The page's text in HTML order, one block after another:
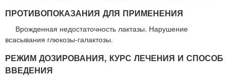
ПРОТИВОПОКАЗАНИЯ ДЛЯ ПРИМЕНЕНИЯ
Врожденная недостаточность лактазы. Нарушение
всасывания глюкозы-галактозы.
РЕЖИМ ДОЗИРОВАНИЯ, КУРС ЛЕЧЕНИЯ И СПОСОБ
ВВЕДЕНИЯ